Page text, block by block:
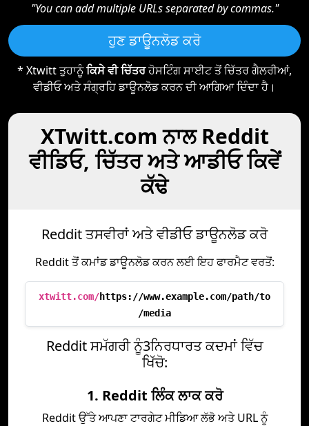
"You can add multiple URLs separated by commas."
ਹੁਣ ਡਾਊਨਲੋਡ ਕਰੋ
* Xtwitt ਤੁਹਾਨੂੰਕਿਸੇ ਵੀ ਚਿੱਤਰਹੋਸਟਿੰਗ ਸਾਈਟ ਤੋਂ ਚਿੱਤਰ ਗੈਲਰੀਆਂ,
ਵੀਡੀਓ ਅਤੇ ਸੰਗ੍ਰਹਿ ਡਾਊਨਲੋਡ ਕਰਨ ਦੀ ਆਗਿਆ ਦਿੰਦਾ ਹੈ।
XTwitt.com ਨਾਲ Reddit
ਵੀਡਿਓ, ਚਿੱਤਰ ਅਤੇ ਆਡੀਓ ਕਿਵੇਂ
ਕੱਢੇ
Reddit ਤਸਵੀਰਾਂ ਅਤੇ ਵੀਡੀਓ ਡਾਊਨਲੋਡ ਕਰੋ
Reddit ਤੋਂ ਕਮਾਂਡ ਡਾਊਨਲੋਡ ਕਰਨ ਲਈ ਇਹ ਫਾਰਮੈਟ ਵਰਤੋਂ:
xtwitt.com/https://www.example.com/path/to
/media
Reddit ਸਮੱਗਰੀ ਨੂੰ3ਨਿਰਧਾਰਤ ਕਦਮਾਂ ਵਿੱਚ
ਖਿੱਚੋ:
1. Reddit ਲਿੰਕ ਲਾਕ ਕਰੋ
Reddit ਉੱਤੇ ਆਪਣਾ ਟਾਰਗੇਟ ਮੀਡਿਆ ਲੱਭੋ ਅਤੇ URL ਨੂੰ